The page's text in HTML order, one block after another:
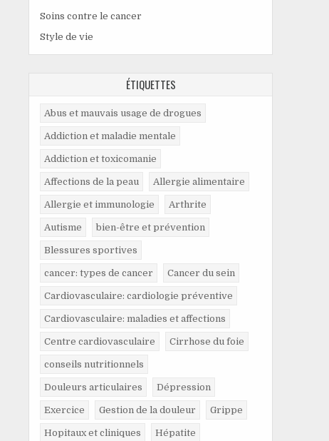
Soins contre le cancer
Style de vie
ÉTIQUETTES
Abus et mauvais usage de drogues
Addiction et maladie mentale
Addiction et toxicomanie
Affections de la peau Allergie alimentaire
Allergie et immunologie Arthrite
Autisme bien-être et prévention
Blessures sportives
cancer: types de cancer Cancer du sein
Cardiovasculaire: cardiologie préventive
Cardiovasculaire: maladies et affections
Centre cardiovasculaire Cirrhose du foie
conseils nutritionnels
Douleurs articulaires Dépression
Exercice Gestion de la douleur Grippe
Hopitaux et cliniques Hépatite